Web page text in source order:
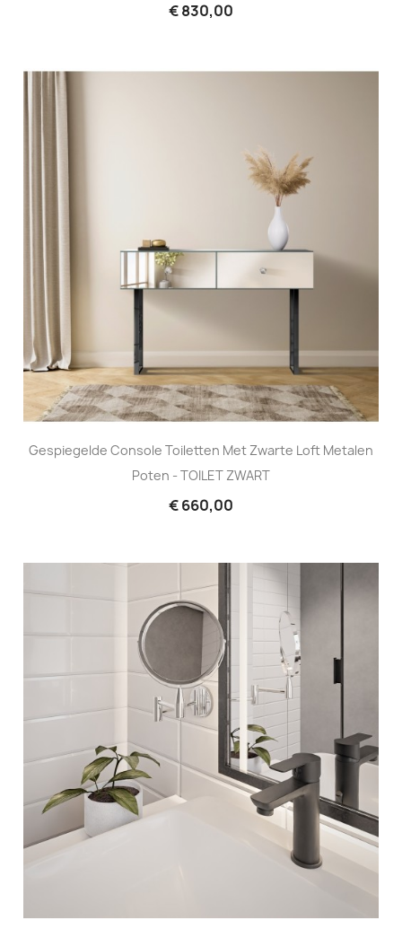
€ 830,00
Gespiegelde Console Toiletten Met Zwarte Loft Metalen
Poten - TOILET ZWART
€ 660,00